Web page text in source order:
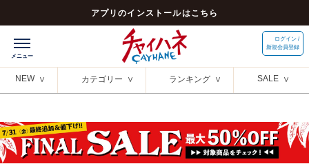
アプリのインストールはこちら
ログイン /
新規会員登録
NEW カテゴリー ランキング SALE